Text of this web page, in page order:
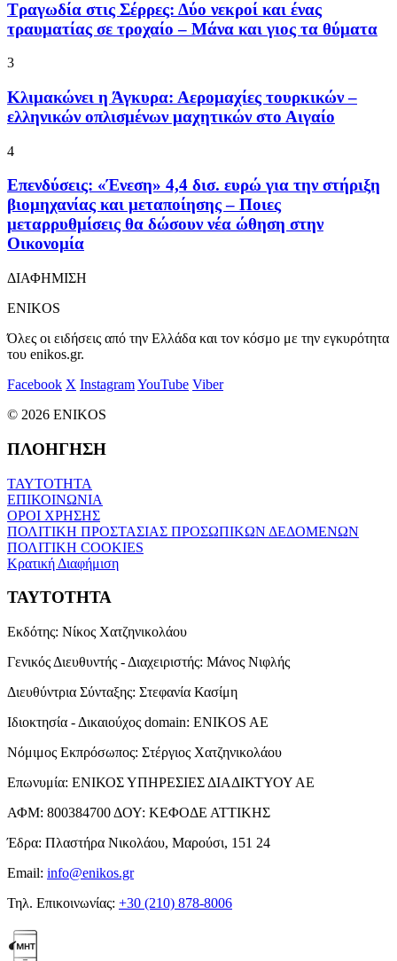
Τραγωδία στις Σέρρες: Δύο νεκροί και ένας
τραυματίας σε τροχαίο – Μάνα και γιος τα θύματα
3
Κλιμακώνει η Άγκυρα: Αερομαχίες τουρκικών –
ελληνικών οπλισμένων μαχητικών στο Αιγαίο
4
Επενδύσεις: «Ένεση» 4,4 δισ. ευρώ για την στήριξη
βιομηχανίας και μεταποίησης – Ποιες
μεταρρυθμίσεις θα δώσουν νέα ώθηση στην
Οικονομία
ΔΙΑΦΗΜΙΣΗ
ENIKOS
Όλες οι ειδήσεις από την Ελλάδα και τον κόσμο με την εγκυρότητα
του enikos.gr.
Facebook X InstagramYouTube Viber
© 2026 ENIKOS
ΠΛΟΗΓΗΣΗ
ΤΑΥΤΟΤΗΤΑ
ΕΠΙΚΟΙΝΩΝΙΑ
ΟΡΟΙ ΧΡΗΣΗΣ
ΠΟΛΙΤΙΚΗ ΠΡΟΣΤΑΣΙΑΣ ΠΡΟΣΩΠΙΚΩΝ ΔΕΔΟΜΕΝΩΝ
ΠΟΛΙΤΙΚΗ COOKIES
Κρατική Διαφήμιση
ΤΑΥΤΟΤΗΤΑ
Εκδότης: Νίκος Χατζηνικολάου
Γενικός Διευθυντής - Διαχειριστής: Μάνος Νιφλής
Διευθύντρια Σύνταξης: Στεφανία Κασίμη
Ιδιοκτησία - Δικαιούχος domain: ENIKOS AE
Νόμιμος Εκπρόσωπος: Στέργιος Χατζηνικολάου
Επωνυμία: ΕΝΙΚΟΣ ΥΠΗΡΕΣΙΕΣ ΔΙΑΔΙΚΤΥΟΥ ΑΕ
ΑΦΜ: 800384700 ΔΟΥ: ΚΕΦΟΔΕ ΑΤΤΙΚΗΣ
Έδρα: Πλαστήρα Νικολάου, Μαρούσι, 151 24
Email: info@enikos.gr
Τηλ. Επικοινωνίας: +30 (210) 878-8006